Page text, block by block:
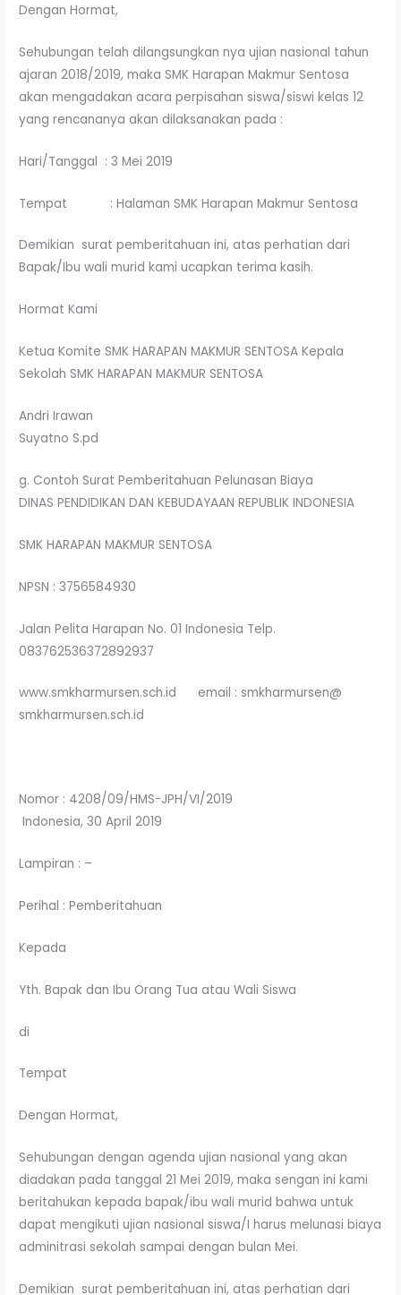
Dengan Hormat,
Sehubungan telah dilangsungkan nya ujian nasional tahun
ajaran 2018/2019, maka SMK Harapan Makmur Sentosa
akan mengadakan acara perpisahan siswa/siswi kelas 12
yang rencananya akan dilaksanakan pada :
Hari/Tanggal : 3 Mei 2019
Tempat : Halaman SMK Harapan Makmur Sentosa
Demikian surat pemberitahuan ini, atas perhatian dari
Bapak/Ibu wali murid kami ucapkan terima kasih.
Hormat Kami
Ketua Komite SMK HARAPAN MAKMUR SENTOSA Kepala
Sekolah SMK HARAPAN MAKMUR SENTOSA
Andri Irawan
Suyatno S.pd
g. Contoh Surat Pemberitahuan Pelunasan Biaya
DINAS PENDIDIKAN DAN KEBUDAYAAN REPUBLIK INDONESIA
SMK HARAPAN MAKMUR SENTOSA
NPSN : 3756584930
Jalan Pelita Harapan No. 01 Indonesia Telp.
083762536372892937
www.smkharmursen.sch.id email : smkharmursen@
smkharmursen.sch.id
Nomor : 4208/09/HMS-JPH/VI/2019
Indonesia, 30 April 2019
Lampiran : –
Perihal : Pemberitahuan
Kepada
Yth. Bapak dan Ibu Orang Tua atau Wali Siswa
di
Tempat
Dengan Hormat,
Sehubungan dengan agenda ujian nasional yang akan
diadakan pada tanggal 21 Mei 2019, maka sengan ini kami
beritahukan kepada bapak/ibu wali murid bahwa untuk
dapat mengikuti ujian nasional siswa/I harus melunasi biaya
adminitrasi sekolah sampai dengan bulan Mei.
Demikian surat pemberitahuan ini, atas perhatian dari